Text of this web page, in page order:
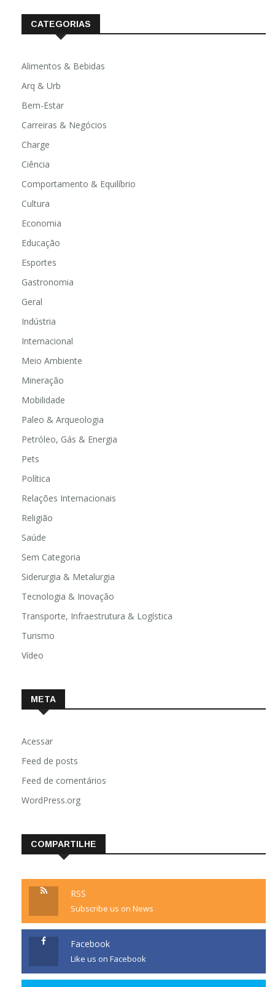
CATEGORIAS
Alimentos & Bebidas
Arq & Urb
Bem-Estar
Carreiras & Negócios
Charge
Ciência
Comportamento & Equilíbrio
Cultura
Economia
Educação
Esportes
Gastronomia
Geral
Indústria
Internacional
Meio Ambiente
Mineração
Mobilidade
Paleo & Arqueologia
Petróleo, Gás & Energia
Pets
Política
Relações Internacionais
Religião
Saúde
Sem Categoria
Siderurgia & Metalurgia
Tecnologia & Inovação
Transporte, Infraestrutura & Logística
Turismo
Vídeo
META
Acessar
Feed de posts
Feed de comentários
WordPress.org
COMPARTILHE
RSS
Subscribe us on News
Facebook
Like us on Facebook